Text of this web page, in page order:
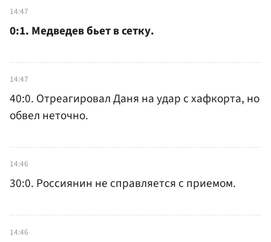
14:47
0:1. Медведев бьет в сетку.
14:47
40:0. Отреагировал Даня на удар с хафкорта, но
обвел неточно.
14:46
30:0. Россиянин не справляется с приемом.
14:46